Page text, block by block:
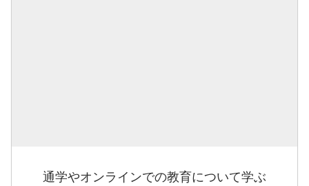
通学やオンラインでの教育について学ぶ